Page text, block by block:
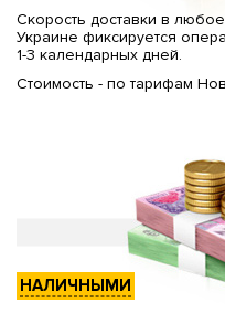
Скорость доставки в
Украине фиксируется
1-3 календарных дней.
Стоимость - по тарифам
НАЛИЧНЫМИ